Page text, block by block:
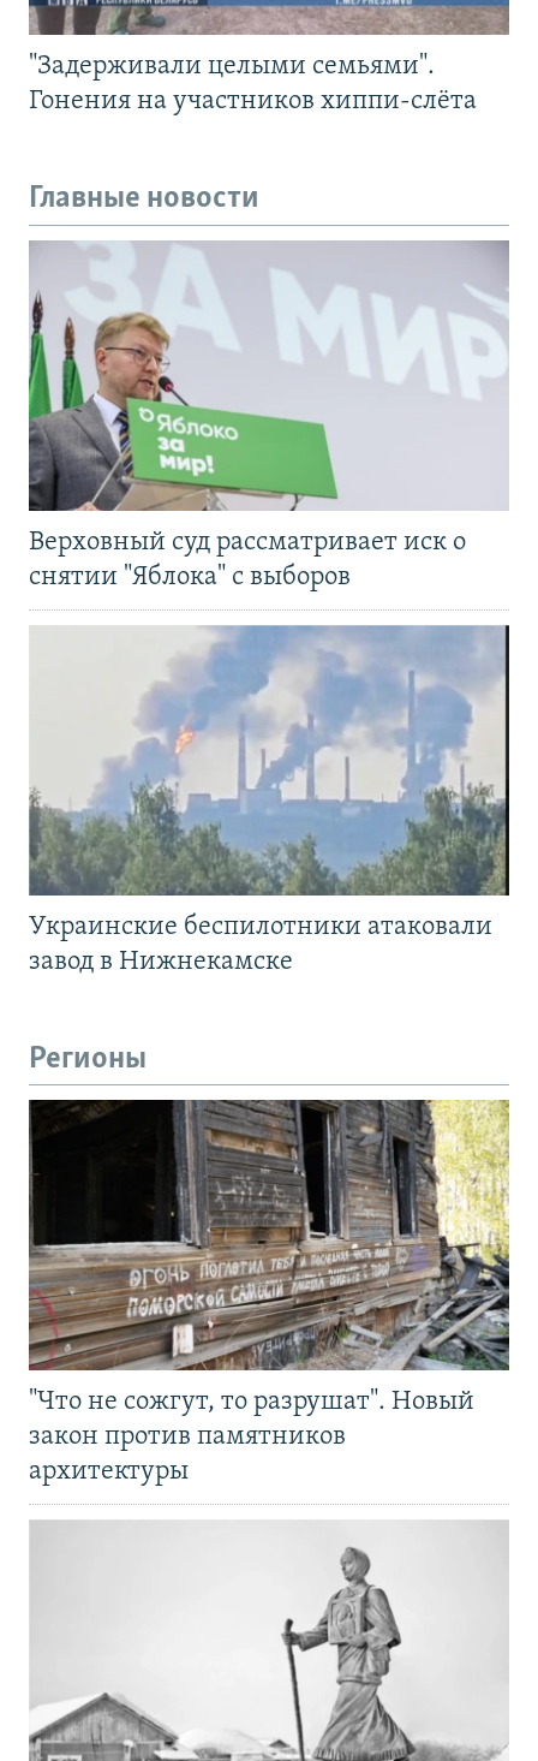
"Задерживали целыми семьями".
Гонения на участников хиппи-слёта
Главные новости
Верховный суд рассматривает иск о
снятии "Яблока" с выборов
Украинские беспилотники атаковали
завод в Нижнекамске
Регионы
"Что не сожгут, то разрушат". Новый
закон против памятников
архитектуры